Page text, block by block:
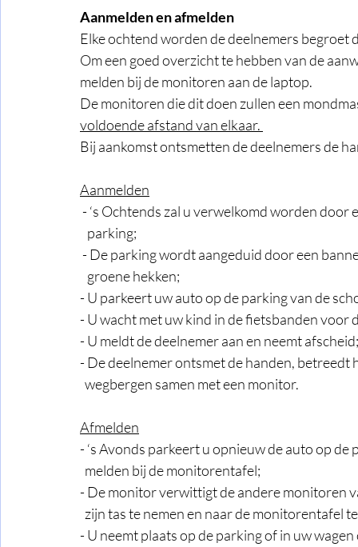
Aanmelden en afmelden
Elke ochtend worden de deelnemers
Om een goed overzicht te hebben van de
melden bij de monitoren aan de laptop.
De monitoren die dit doen zullen een
voldoende afstand van elkaar.
Bij aankomst ontsmetten de deelnemers de
Aanmelden
- ‘s Ochtends zal u verwelkomd worden
parking;
- De parking wordt aangeduid door een
  groene hekken;
- U parkeert uw auto op de parking van de
- U wacht met uw kind in de fietsbanden voor
- U meldt de deelnemer aan en neemt afscheid;
- De deelnemer ontsmet de handen, betreedt
  wegbergen samen met een monitor.
Afmelden
- ‘s Avonds parkeert u opnieuw de auto op
  melden bij de monitorentafel;
- De monitor verwittigt de andere monitoren
zijn tas te nemen en naar de monitorentafel
- U neemt plaats op de parking of in uw